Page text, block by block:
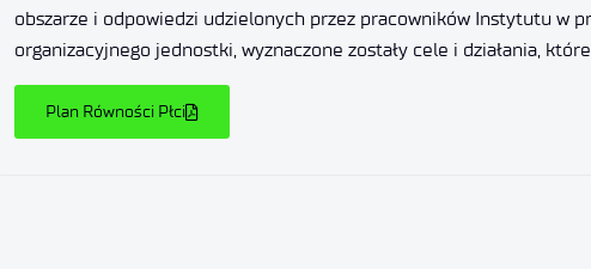
obszarze i odpowiedzi udzielonych przez pracowników Instytutu w
organizacyjnego jednostki, wyznaczone zostały cele i działania,
Plan Równości Płci